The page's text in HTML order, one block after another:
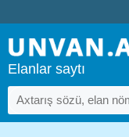
Elanlar saytı